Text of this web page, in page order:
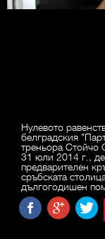
Нулевото
белградския
треньора Стойчо
31 юли 2014 г.,
предварителен
сръбската
дългогодишен